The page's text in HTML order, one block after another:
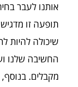
אותנו לעבר
תופעה זו
שיכולה להיות
החשיבה שלנו
מקבלים.